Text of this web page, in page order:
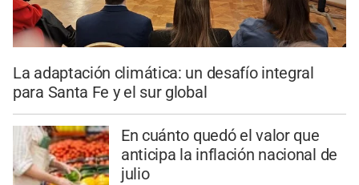
La adaptación climática: un desafío integral
para Santa Fe y el sur global
En cuánto quedó el valor que
anticipa la inflación nacional de
julio